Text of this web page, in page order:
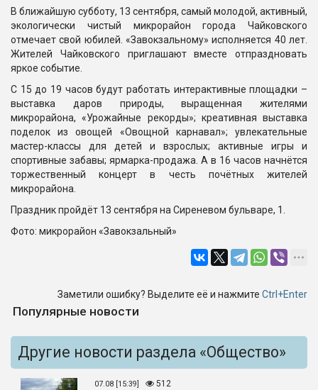
В ближайшую субботу, 13 сентября, самый молодой, активный,
экологически чистый микрорайон города Чайковского
отмечает свой юбилей. «Завокзальному» исполняется 40 лет.
Жителей Чайковского приглашают вместе отпраздновать
яркое событие.
С 15 до 19 часов будут работать интерактивные площадки –
выставка даров природы, выращенная жителями
микрорайона, «Урожайные рекорды»; креативная выставка
поделок из овощей «Овощной карнавал»; увлекательные
мастер-классы для детей и взрослых; активные игры и
спортивные забавы; ярмарка-продажа. А в 16 часов начнётся
торжественный концерт в честь почётных жителей
микрорайона.
Праздник пройдёт 13 сентября на Сиреневом бульваре, 1.
Фото: микрорайон «Завокзальный»
Заметили ошибку? Выделите её и нажмите Ctrl+Enter
Популярные новости
Другие новости раздела «Общество»
07.08 [15:39] 512